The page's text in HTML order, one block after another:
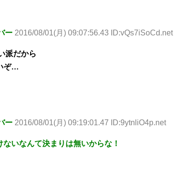
ー 2016/08/01(月) 09:07:56.43 ID:vQs7iSoCd.net
派だから
ぞ…
ー 2016/08/01(月) 09:19:01.47 ID:9ytnliO4p.net
いなんて決まりは無いからな！